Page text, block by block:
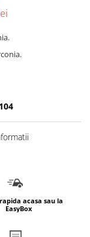
acasa sau la
EasyBox